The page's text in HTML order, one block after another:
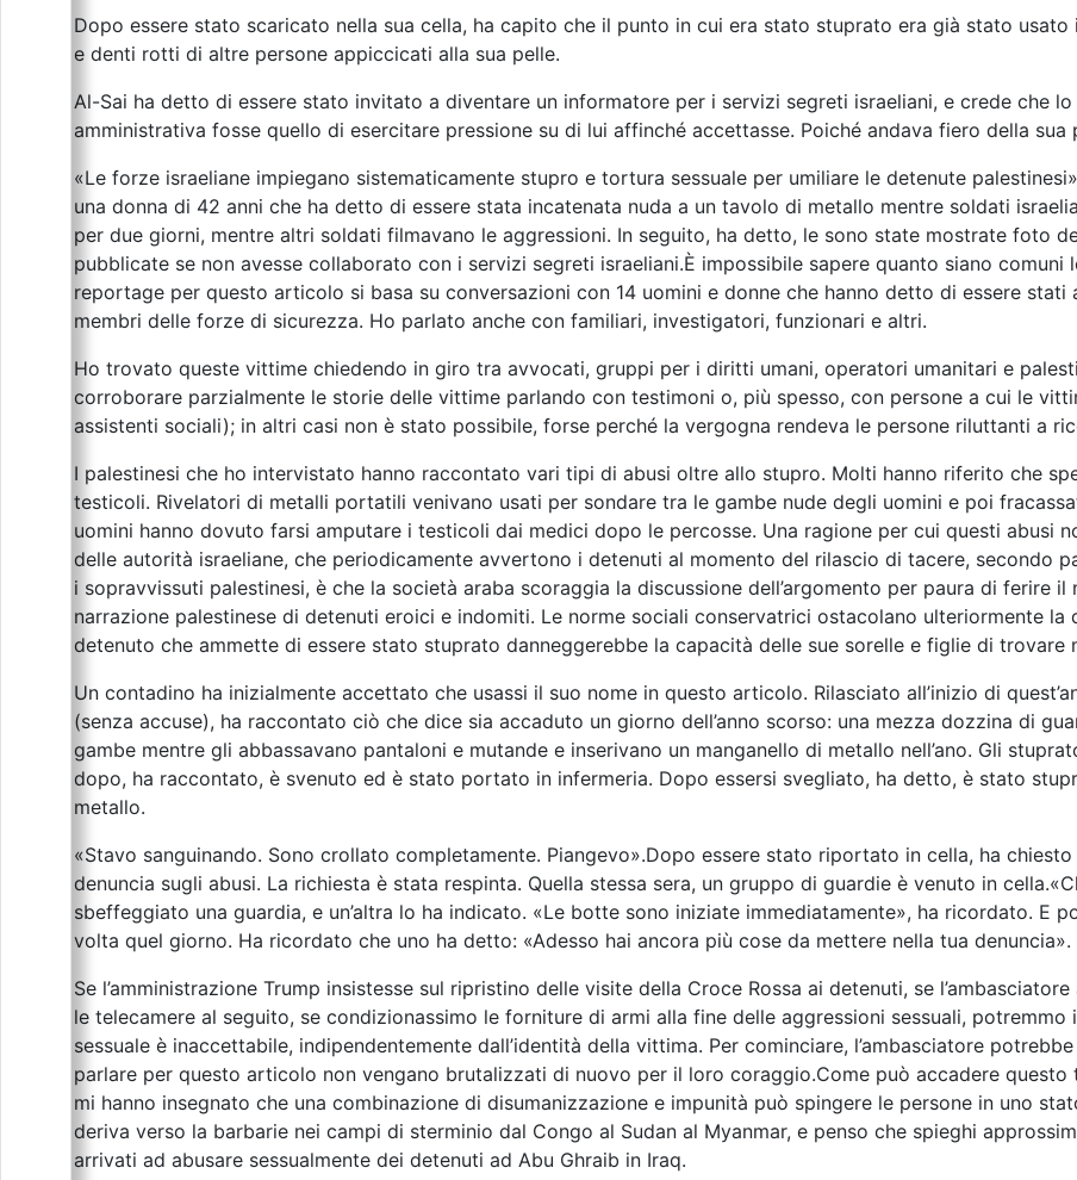
Dopo essere stato scaricato nella sua cella, ha capito che il punto in cui era stato stuprato era già stato
e denti rotti di altre persone appiccicati alla sua pelle.
Al-Sai ha detto di essere stato invitato a diventare un informatore per i servizi segreti israeliani, e crede che
amministrativa fosse quello di esercitare pressione su di lui affinché accettasse. Poiché andava fiero della
«Le forze israeliane impiegano sistematicamente stupro e tortura sessuale per umiliare le detenute
una donna di 42 anni che ha detto di essere stata incatenata nuda a un tavolo di metallo mentre soldati
per due giorni, mentre altri soldati filmavano le aggressioni. In seguito, ha detto, le sono state mostrate foto
pubblicate se non avesse collaborato con i servizi segreti israeliani.È impossibile sapere quanto siano comuni
reportage per questo articolo si basa su conversazioni con 14 uomini e donne che hanno detto di essere
membri delle forze di sicurezza. Ho parlato anche con familiari, investigatori, funzionari e altri.
Ho trovato queste vittime chiedendo in giro tra avvocati, gruppi per i diritti umani, operatori umanitari e
corroborare parzialmente le storie delle vittime parlando con testimoni o, più spesso, con persone a cui le
assistenti sociali); in altri casi non è stato possibile, forse perché la vergogna rendeva le persone riluttanti a
I palestinesi che ho intervistato hanno raccontato vari tipi di abusi oltre allo stupro. Molti hanno riferito che
testicoli. Rivelatori di metalli portatili venivano usati per sondare tra le gambe nude degli uomini e poi
uomini hanno dovuto farsi amputare i testicoli dai medici dopo le percosse. Una ragione per cui questi abusi
delle autorità israeliane, che periodicamente avvertono i detenuti al momento del rilascio di tacere, secondo
i sopravvissuti palestinesi, è che la società araba scoraggia la discussione dell’argomento per paura di ferire
narrazione palestinese di detenuti eroici e indomiti. Le norme sociali conservatrici ostacolano ulteriormente
detenuto che ammette di essere stato stuprato danneggerebbe la capacità delle sue sorelle e figlie di trovare
Un contadino ha inizialmente accettato che usassi il suo nome in questo articolo. Rilasciato all’inizio di
(senza accuse), ha raccontato ciò che dice sia accaduto un giorno dell’anno scorso: una mezza dozzina di
gambe mentre gli abbassavano pantaloni e mutande e inserivano un manganello di metallo nell’ano. Gli
dopo, ha raccontato, è svenuto ed è stato portato in infermeria. Dopo essersi svegliato, ha detto, è stato
metallo.
«Stavo sanguinando. Sono crollato completamente. Piangevo».Dopo essere stato riportato in cella, ha
denuncia sugli abusi. La richiesta è stata respinta. Quella stessa sera, un gruppo di guardie è venuto in
sbeffeggiato una guardia, e un’altra lo ha indicato. «Le botte sono iniziate immediatamente», ha ricordato. E
volta quel giorno. Ha ricordato che uno ha detto: «Adesso hai ancora più cose da mettere nella tua denuncia».
Se l’amministrazione Trump insistesse sul ripristino delle visite della Croce Rossa ai detenuti, se
le telecamere al seguito, se condizionassimo le forniture di armi alla fine delle aggressioni sessuali,
sessuale è inaccettabile, indipendentemente dall’identità della vittima. Per cominciare, l’ambasciatore
parlare per questo articolo non vengano brutalizzati di nuovo per il loro coraggio.Come può accadere
mi hanno insegnato che una combinazione di disumanizzazione e impunità può spingere le persone in uno
deriva verso la barbarie nei campi di sterminio dal Congo al Sudan al Myanmar, e penso che spieghi
arrivati ad abusare sessualmente dei detenuti ad Abu Ghraib in Iraq.